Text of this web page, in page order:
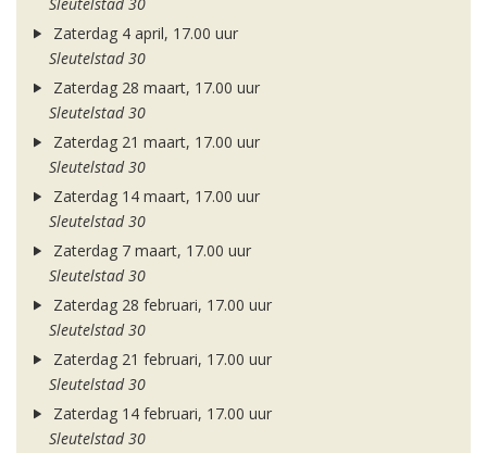
Sleutelstad 30
Zaterdag 4 april, 17.00 uur
Sleutelstad 30
Zaterdag 28 maart, 17.00 uur
Sleutelstad 30
Zaterdag 21 maart, 17.00 uur
Sleutelstad 30
Zaterdag 14 maart, 17.00 uur
Sleutelstad 30
Zaterdag 7 maart, 17.00 uur
Sleutelstad 30
Zaterdag 28 februari, 17.00 uur
Sleutelstad 30
Zaterdag 21 februari, 17.00 uur
Sleutelstad 30
Zaterdag 14 februari, 17.00 uur
Sleutelstad 30